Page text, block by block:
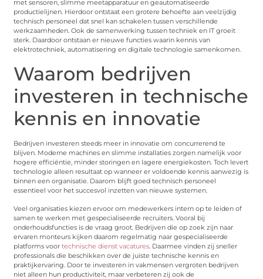
met sensoren, slimme meetapparatuur en geautomatiseerde
productielijnen. Hierdoor ontstaat een grotere behoefte aan veelzijdig
technisch personeel dat snel kan schakelen tussen verschillende
werkzaamheden. Ook de samenwerking tussen techniek en IT groeit
sterk. Daardoor ontstaan er nieuwe functies waarin kennis van
elektrotechniek, automatisering en digitale technologie samenkomen.
Waarom bedrijven
investeren in technische
kennis en innovatie
Bedrijven investeren steeds meer in innovatie om concurrerend te
blijven. Moderne machines en slimme installaties zorgen namelijk voor
hogere efficiëntie, minder storingen en lagere energiekosten. Toch levert
technologie alleen resultaat op wanneer er voldoende kennis aanwezig is
binnen een organisatie. Daarom blijft goed technisch personeel
essentieel voor het succesvol inzetten van nieuwe systemen.
Veel organisaties kiezen ervoor om medewerkers intern op te leiden of
samen te werken met gespecialiseerde recruiters. Vooral bij
onderhoudsfuncties is de vraag groot. Bedrijven die op zoek zijn naar
ervaren monteurs kijken daarom regelmatig naar gespecialiseerde
platforms voortechnische dienst vacatures . Daarmee vinden zij sneller
professionals die beschikken over de juiste technische kennis en
praktijkervaring. Door te investeren in vakmensen vergroten bedrijven
niet alleen hun productiviteit, maar verbeteren zij ook de